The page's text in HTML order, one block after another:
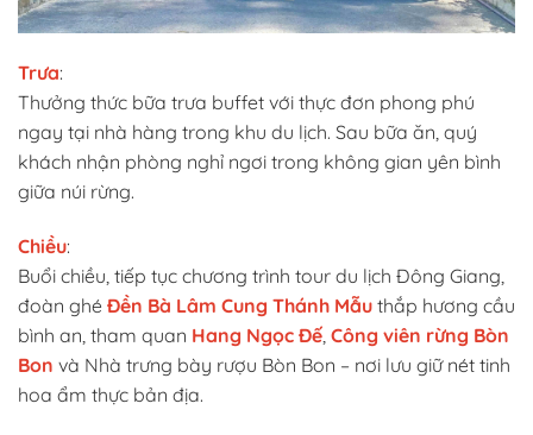
Trưa:
Thưởng thức bữa trưa buffet với thực đơn phong phú
ngay tại nhà hàng trong khu du lịch. Sau bữa ăn, quý
khách nhận phòng nghỉ ngơi trong không gian yên bình
giữa núi rừng.
Chiều:
Buổi chiều, tiếp tục chương trình tour du lịch Đông Giang,
đoàn ghé Đền Bà Lâm Cung Thánh Mẫu thắp hương cầu
bình an, tham quan Hang Ngọc Đế Công viên rừng Bòn
Bon và Nhà trưng bày rượu Bòn Bon – nơi lưu giữ nét tinh
hoa ẩm thực bản địa.